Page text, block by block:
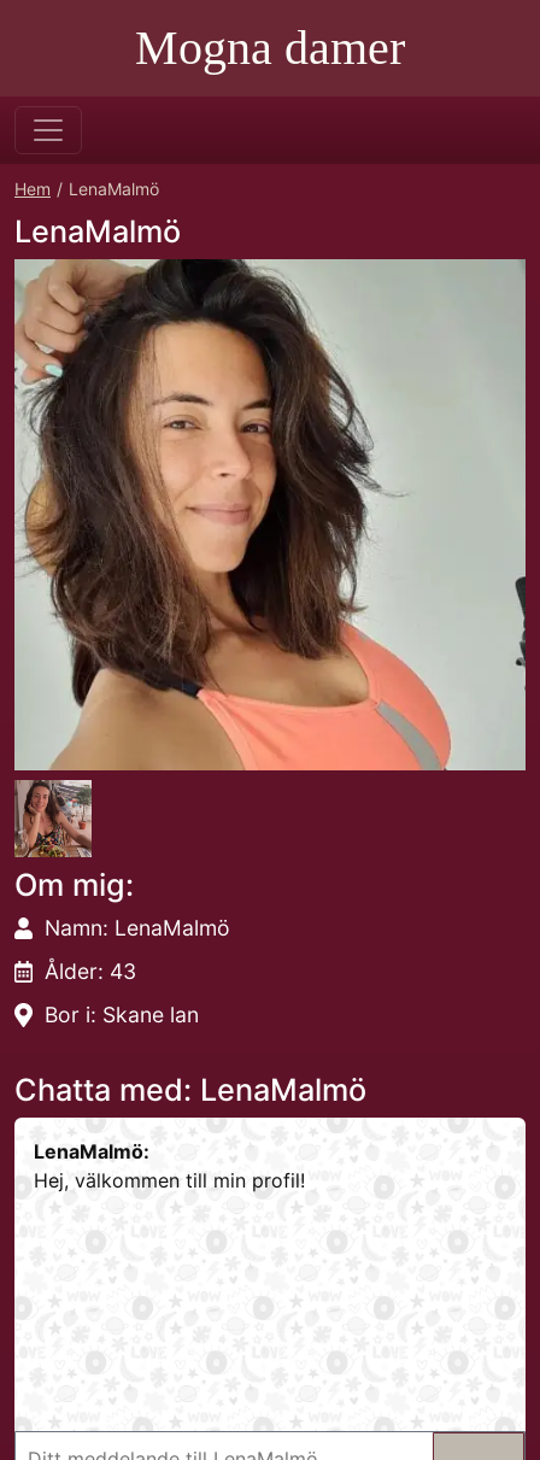
Mogna damer
Hem LenaMalmö
LenaMalmö
Om mig:
Namn: LenaMalmö
Ålder: 43
Bor i: Skane lan
Chatta med: LenaMalmö
LenaMalmö:
Hej, välkommen till min profil!